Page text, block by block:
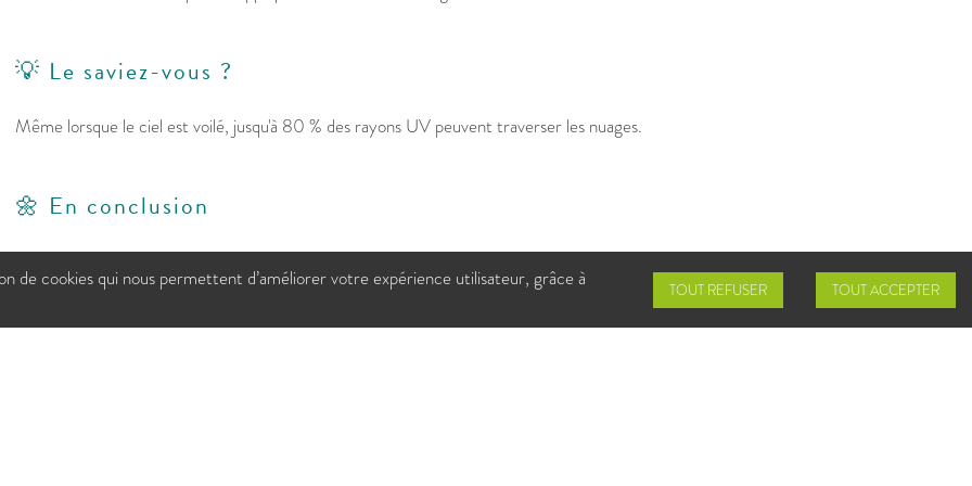
💡 Le saviez-vous ?
Même lorsque le ciel est voilé, jusqu'à 80 % des rayons UV peuvent traverser les nuages.
🌼 En conclusion
Le soleil est excellent pour le moral... mais il mérite un peu de préparation. Finalement, choisir
sa crème solaire, c'est un peu comme choisir ses lunettes : le meilleur modèle est celui que l'on
de cookies qui nous permettent d’améliorer votre expérience utilisateur, grâce à
TOUT REFUSER TOUT ACCEPTER